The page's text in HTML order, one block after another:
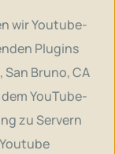
wir Youtube-
Plugins
San Bruno, CA
YouTube-
zu Servern